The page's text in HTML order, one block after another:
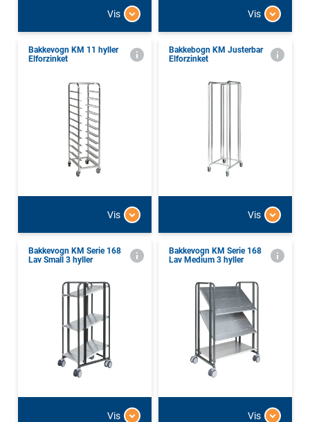
Vis Vis
Bakkevogn KM 11 hyller
Elforzinket
Vis
Bakkebogn KM Justerbar
Elforzinket
Vis
Bakkevogn KM Serie 168
Lav Small 3 hyller
Vis
Bakkevogn KM Serie 168
Lav Medium 3 hyller
Vis